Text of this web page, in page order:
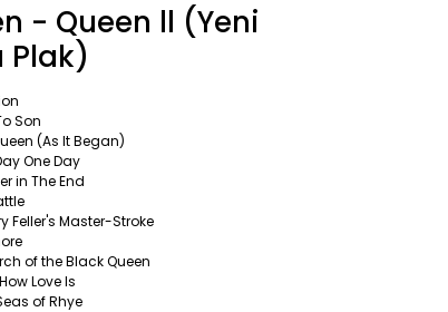
- Queen ll (Yeni
Plak)
Son
(As It Began)
One Day
in The End
Feller's Master-Stroke
of the Black Queen
Love Is
of Rhye